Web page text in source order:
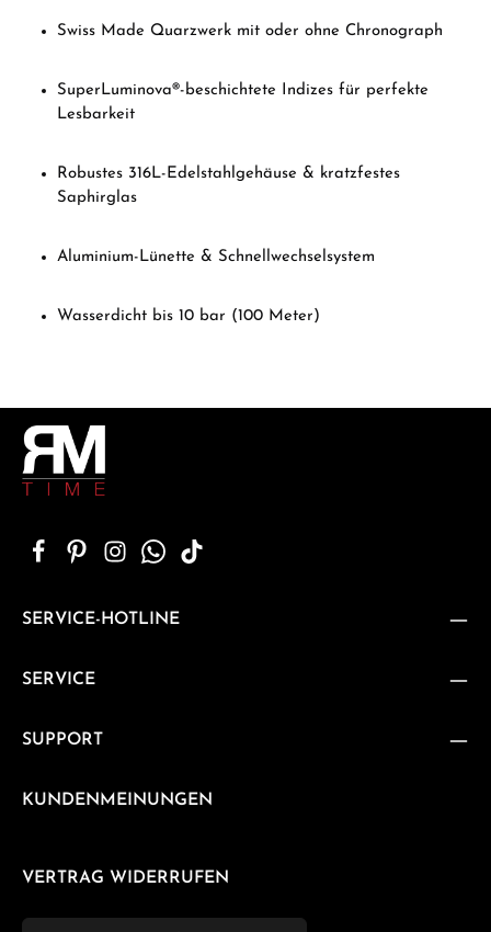
Swiss Made Quarzwerk mit oder ohne Chronograph
SuperLuminova®-beschichtete Indizes für perfekte
Lesbarkeit
Robustes 316L-Edelstahlgehäuse & kratzfestes
Saphirglas
Aluminium-Lünette & Schnellwechselsystem
Wasserdicht bis 10 bar (100 Meter)
SERVICE-HOTLINE
SERVICE
SUPPORT
KUNDENMEINUNGEN
VERTRAG WIDERRUFEN